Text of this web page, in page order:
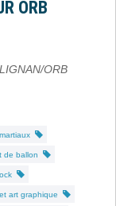
ORB
LIGNAN/ORB
de ballon
art graphique